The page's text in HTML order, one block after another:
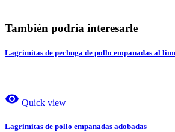
También podría interesarle
Lagrimitas de pechuga de pollo empanadas al
visibility Quick view
Lagrimitas de pollo empanadas adobadas